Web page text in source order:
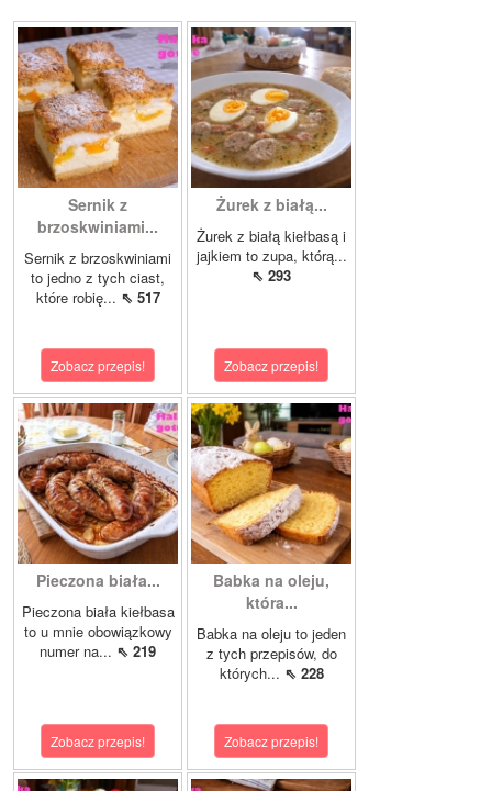
Sernik z
brzoskwiniami...
Sernik z brzoskwiniami
to jedno z tych ciast,
które robię... ⇖ 517
Zobacz przepis!
Żurek z białą...
Żurek z białą kiełbasą i
jajkiem to zupa, którą...
⇖ 293
Zobacz przepis!
Pieczona biała...
Pieczona biała kiełbasa
to u mnie obowiązkowy
numer na... ⇖ 219
Zobacz przepis!
Babka na oleju,
która...
Babka na oleju to jeden
z tych przepisów, do
których... ⇖ 228
Zobacz przepis!